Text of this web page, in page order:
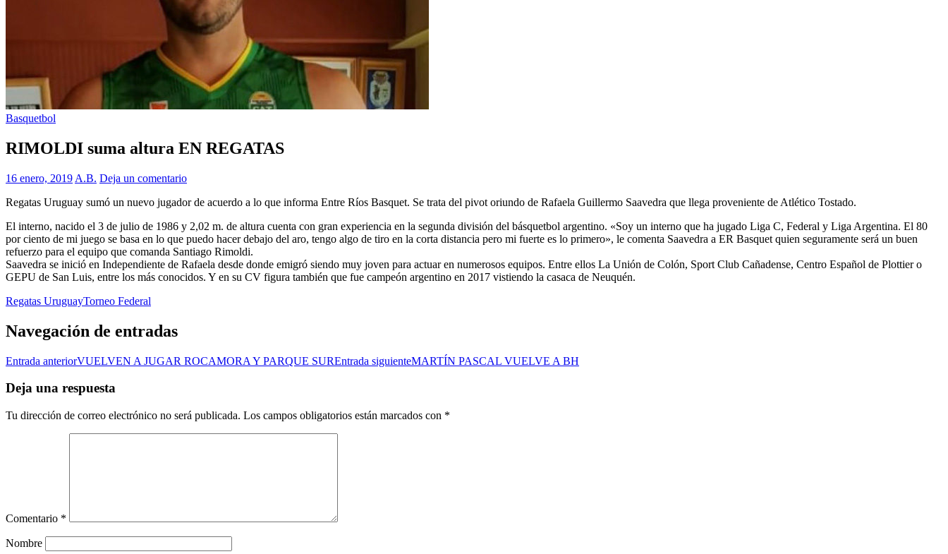
Basquetbol
RIMOLDI suma altura EN REGATAS
16 enero, 2019 A.B. Deja un comentario
Regatas Uruguay sumó un nuevo jugador de acuerdo a lo que informa Entre Ríos Basquet. Se trata del pivot oriundo de Rafaela Guillermo Saavedra que llega proveniente de Atlético Tostado.
El interno, nacido el 3 de julio de 1986 y 2,02 m. de altura cuenta con gran experiencia en la segunda división del básquetbol argentino. «Soy un interno que ha jugado Liga C, Federal y Liga Argentina. El 80
por ciento de mi juego se basa en lo que puedo hacer debajo del aro, tengo algo de tiro en la corta distancia pero mi fuerte es lo primero», le comenta Saavedra a ER Basquet quien seguramente será un buen
refuerzo para el equipo que comanda Santiago Rimoldi.
Saavedra se inició en Independiente de Rafaela desde donde emigró siendo muy joven para actuar en numerosos equipos. Entre ellos La Unión de Colón, Sport Club Cañadense, Centro Español de Plottier o
GEPU de San Luis, entre los más conocidos. Y en su CV figura también que fue campeón argentino en 2017 vistiendo la casaca de Neuquén.
Regatas UruguayTorneo Federal
Navegación de entradas
Entrada anteriorVUELVEN A JUGAR ROCAMORA Y PARQUE SUREntrada siguienteMARTÍN PASCAL VUELVE A BH
Deja una respuesta
Tu dirección de correo electrónico no será publicada. Los campos obligatorios están marcados con *
Comentario *
Nombre